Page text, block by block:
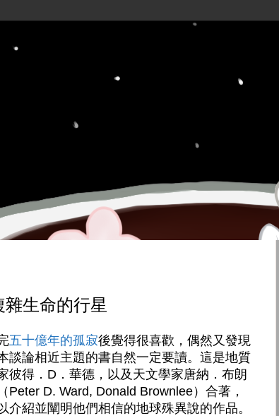
生命的行星
五十億年的孤寂後覺得很喜歡，偶然又發現
談論相近主題的書自然一定要讀。這是地質
彼得．D．華德，以及天文學家唐納．布朗
Peter D. Ward, Donald Brownlee）合著，
介紹並闡明他們相信的地球殊異說的作品。